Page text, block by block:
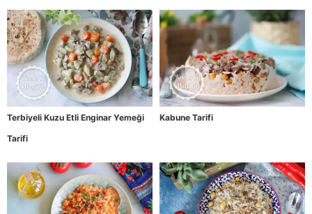
Terbiyeli Kuzu Etli Enginar Yemeği
Tarifi
Kabune Tarifi